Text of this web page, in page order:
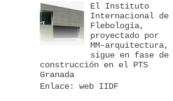
El Instituto
Internacional de
Flebología,
proyectado por
MM-arquitectura,
sigue en fase de
construcción en el PTS
Granada
Enlace: web IIDF